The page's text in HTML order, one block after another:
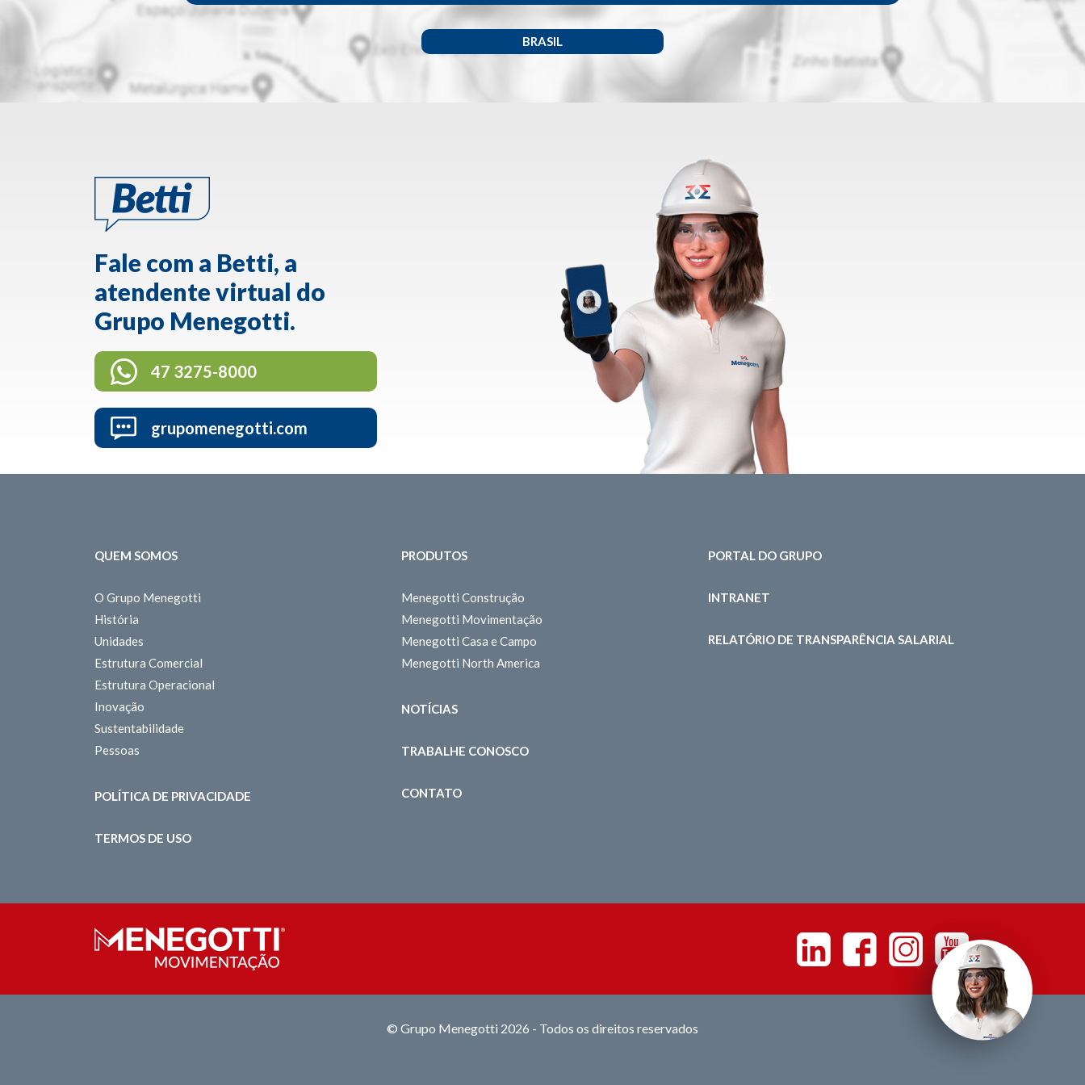
BRASIL
Fale com a Betti, a
atendente virtual do
Grupo Menegotti.
47 3275-8000
grupomenegotti.com
QUEM SOMOS
O Grupo Menegotti
História
Unidades
Estrutura Comercial
Estrutura Operacional
Inovação
Sustentabilidade
Pessoas
POLÍTICA DE PRIVACIDADE
TERMOS DE USO
PRODUTOS
Menegotti Construção
Menegotti Movimentação
Menegotti Casa e Campo
Menegotti North America
NOTÍCIAS
TRABALHE CONOSCO
CONTATO
PORTAL DO GRUPO
INTRANET
RELATÓRIO DE TRANSPARÊNCIA SALARIAL
Linkedin Facebook InstagramYoutube
© Grupo Menegotti 2026 - Todos os direitos reservados